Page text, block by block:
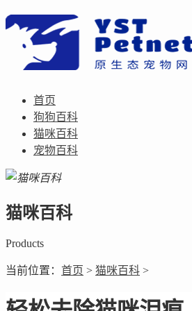
首页
狗狗百科
猫咪百科
宠物百科
猫咪百科
Products
当前位置： 首页 > 猫咪百科 >